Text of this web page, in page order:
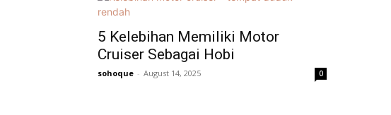
5 Kelebihan Memiliki Motor
Cruiser Sebagai Hobi
sohoque - August 14, 2025 0